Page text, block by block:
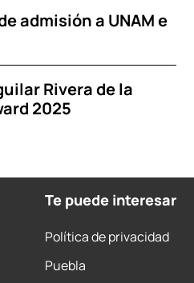
admisión a UNAM e
Rivera de la
2025
Te puede interesar
Política de privacidad
Puebla